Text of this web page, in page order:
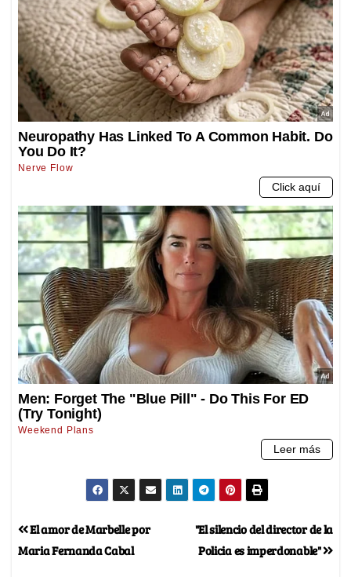
"El silencio del director de la
Policia es imperdonable"
El amor de Marbelle por
Maria Fernanda Cabal